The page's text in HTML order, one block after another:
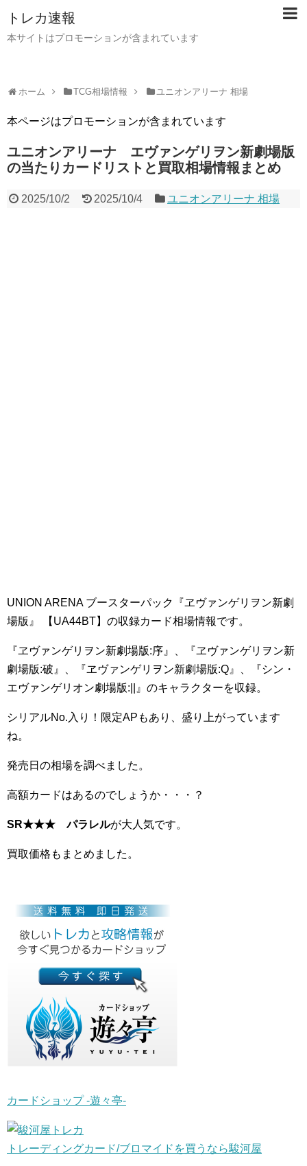
トレカ速報
本サイトはプロモーションが含まれています
ホーム TCG相場情報 ユニオンアリーナ 相場
本ページはプロモーションが含まれています
ユニオンアリーナ エヴァンゲリヲン新劇場版
の当たりカードリストと買取相場情報まとめ
2025/10/2 2025/10/4 ユニオンアリーナ 相場
UNION ARENA ブースターパック『ヱヴァンゲリヲン新劇
場版』 【UA44BT】の収録カード相場情報です。
『ヱヴァンゲリヲン新劇場版:序』、『ヱヴァンゲリヲン新
劇場版:破』、『ヱヴァンゲリヲン新劇場版:Q』、『シン・
エヴァンゲリオン劇場版:||』のキャラクターを収録。
シリアルNo.入り！限定APもあり、盛り上がっています
ね。
発売日の相場を調べました。
高額カードはあるのでしょうか・・・？
SR★★★ パラレルが大人気です。
買取価格もまとめました。
カードショップ -遊々亭-
トレーディングカード/ブロマイドを買うなら駿河屋